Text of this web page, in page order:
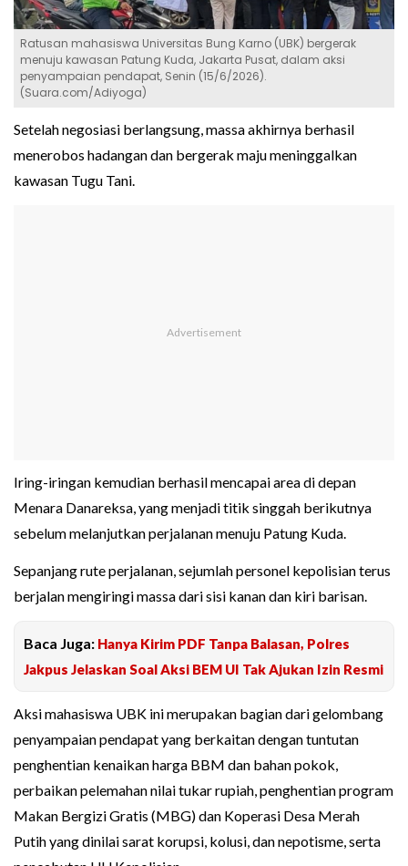
Ratusan mahasiswa Universitas Bung Karno (UBK) bergerak
menuju kawasan Patung Kuda, Jakarta Pusat, dalam aksi
penyampaian pendapat, Senin (15/6/2026).
(Suara.com/Adiyoga)
Setelah negosiasi berlangsung, massa akhirnya berhasil
menerobos hadangan dan bergerak maju meninggalkan
kawasan Tugu Tani.
Iring-iringan kemudian berhasil mencapai area di depan
Menara Danareksa, yang menjadi titik singgah berikutnya
sebelum melanjutkan perjalanan menuju Patung Kuda.
Sepanjang rute perjalanan, sejumlah personel kepolisian terus
berjalan mengiringi massa dari sisi kanan dan kiri barisan.
Baca Juga: Hanya Kirim PDF Tanpa Balasan, Polres
Jakpus Jelaskan Soal Aksi BEM UI Tak Ajukan Izin Resmi
Aksi mahasiswa UBK ini merupakan bagian dari gelombang
penyampaian pendapat yang berkaitan dengan tuntutan
penghentian kenaikan harga BBM dan bahan pokok,
perbaikan pelemahan nilai tukar rupiah, penghentian program
Makan Bergizi Gratis (MBG) dan Koperasi Desa Merah
Putih yang dinilai sarat korupsi, kolusi, dan nepotisme, serta